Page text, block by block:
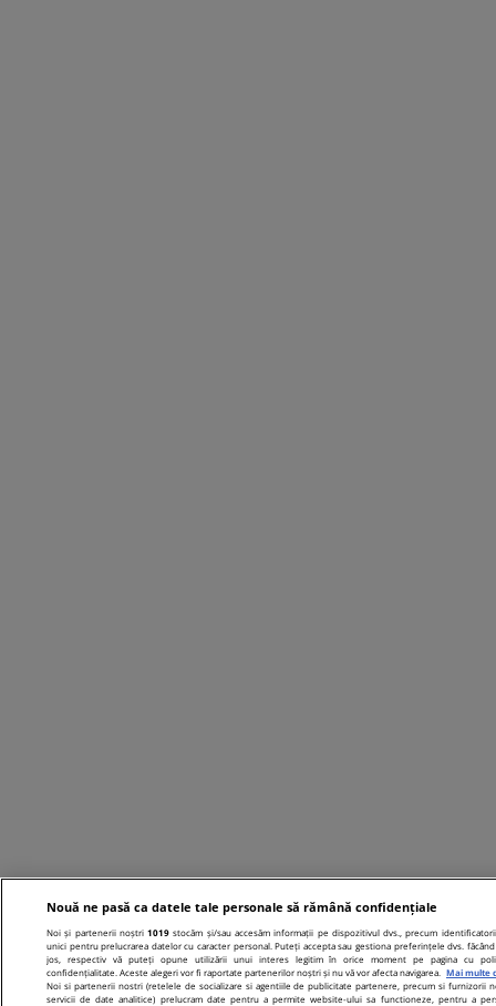
Nouă ne pasă ca datele tale personale să rămână confidențiale
Noi și partenerii noștri1019 stocăm și/sau accesăm informații pe dispozitivul dvs., precum
unici pentru prelucrarea datelor cu caracter personal. Puteți accepta sau gestiona preferințele dvs. făcând
jos, respectiv vă puteți opune utilizării unui interes legitim în orice moment pe pagina cu
confidențialitate. Aceste alegeri vor fi raportate partenerilor noștri și nu vă vor afecta navigarea.
Mai multe
Noi si partenerii nostri (retelele de socializare si agentiile de publicitate partenere, precum si furnizorii
servicii de date analitice) prelucram date pentru a permite website-ului sa functioneze, pentru a